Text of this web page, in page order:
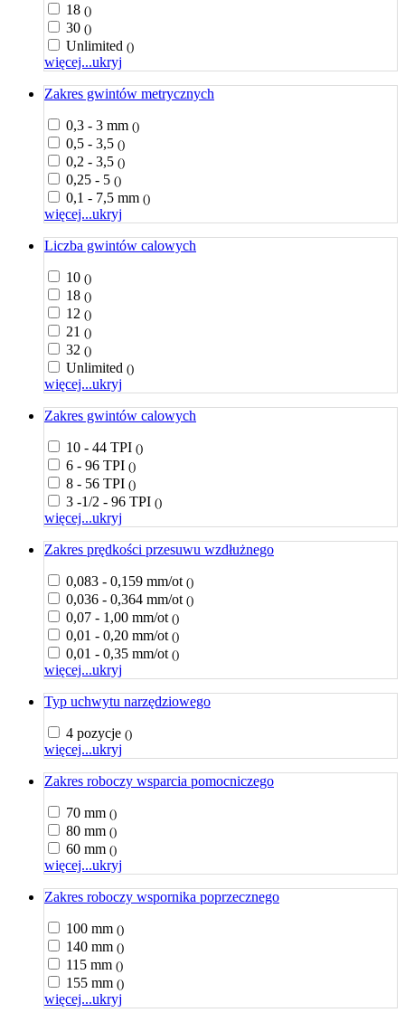
18 ()
30 ()
Unlimited ()
więcej...ukryj
Zakres gwintów metrycznych
0,3 - 3 mm ()
0,5 - 3,5 ()
0,2 - 3,5 ()
0,25 - 5 ()
0,1 - 7,5 mm ()
więcej...ukryj
Liczba gwintów calowych
10 ()
18 ()
12 ()
21 ()
32 ()
Unlimited ()
więcej...ukryj
Zakres gwintów calowych
10 - 44 TPI ()
6 - 96 TPI ()
8 - 56 TPI ()
3 -1/2 - 96 TPI ()
więcej...ukryj
Zakres prędkości przesuwu wzdłużnego
0,083 - 0,159 mm/ot ()
0,036 - 0,364 mm/ot ()
0,07 - 1,00 mm/ot ()
0,01 - 0,20 mm/ot ()
0,01 - 0,35 mm/ot ()
więcej...ukryj
Typ uchwytu narzędziowego
4 pozycje ()
więcej...ukryj
Zakres roboczy wsparcia pomocniczego
70 mm ()
80 mm ()
60 mm ()
więcej...ukryj
Zakres roboczy wspornika poprzecznego
100 mm ()
140 mm ()
115 mm ()
155 mm ()
więcej...ukryj